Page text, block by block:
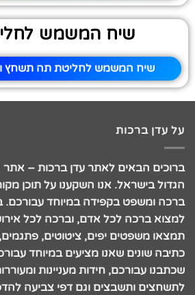
שיח המשמש
שיח המשמש לחליטת תה תשחץ
על עדן ברכות
ברוכים הבאים לאתר עדן ברכות –
הגדול בישראל. אנו השקענו על תוכן
ברכה ומשפט בקפידה במיוחד עבורכם.
למצוא ברכה לכל אדם, וברכה לכל
תמצאו משפטים יפים, ציטוטים, פתגמים,
כתיבה שונים שאנו מציעים במיוחד
שכתבנו עבורכם, חידות מעניינות
לתשחצים ותשבצים וגם דפי צביעה